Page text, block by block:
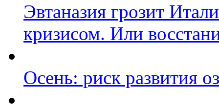
Эвтаназия грозит
кризисом. Или
Осень: риск развития